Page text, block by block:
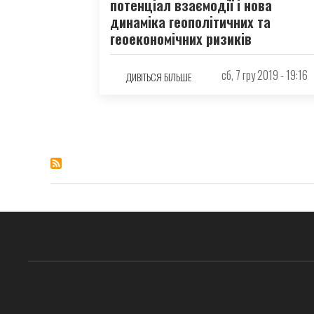
потенціал взаємодії і нова
динаміка геополітичних та
геоекономічних ризиків
ДИВІТЬСЯ БІЛЬШЕ сб, 7 гру 2019 - 19:16